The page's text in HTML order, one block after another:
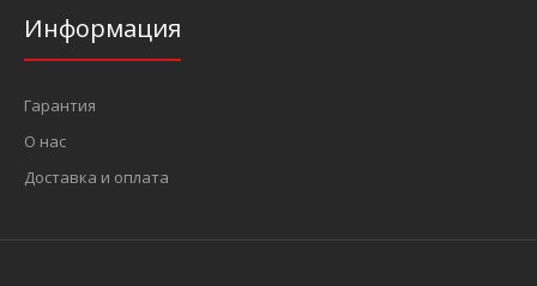
Информация
Гарантия
О нас
Доставка и оплата